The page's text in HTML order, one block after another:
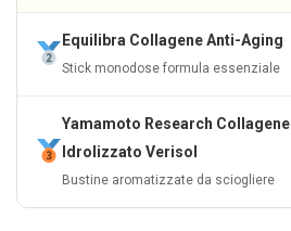
Equilibra Collagene Anti-Aging
Stick monodose formula essenziale
Yamamoto Research Collagene
Idrolizzato Verisol
Bustine aromatizzate da sciogliere